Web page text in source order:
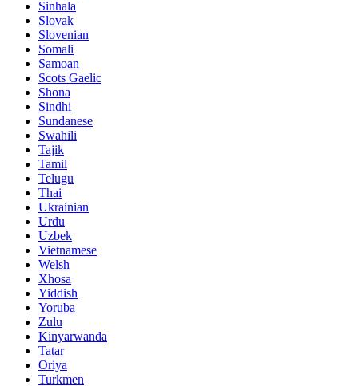
Sinhala
Slovak
Slovenian
Somali
Samoan
Scots Gaelic
Shona
Sindhi
Sundanese
Swahili
Tajik
Tamil
Telugu
Thai
Ukrainian
Urdu
Uzbek
Vietnamese
Welsh
Xhosa
Yiddish
Yoruba
Zulu
Kinyarwanda
Tatar
Oriya
Turkmen